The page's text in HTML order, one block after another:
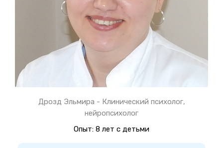
Дрозд Эльмира - Клинический психолог,
нейропсихолог
Опыт: 8 лет с детьми